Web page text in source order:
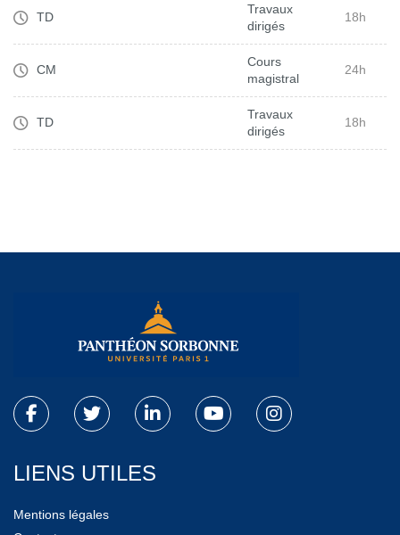
TD
Travaux
dirigés
18h
CM
Cours
magistral
24h
TD
Travaux
dirigés
18h
LIENS UTILES
Mentions légales